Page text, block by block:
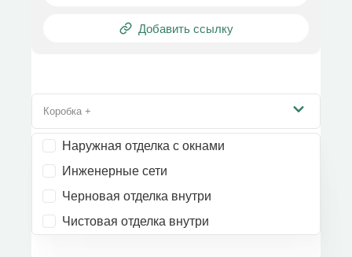
Добавить ссылку
Коробка +
Наружная отделка с окнами
Инженерные сети
Черновая отделка внутри
Чистовая отделка внутри